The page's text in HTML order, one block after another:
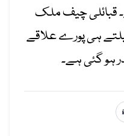
قبائلی چیف ملک
ہی پورے علاقے
ہو گئی ہے۔